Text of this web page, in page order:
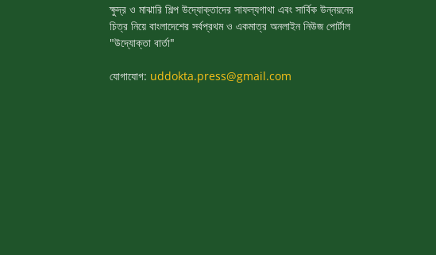
ক্ষুদ্র ও মাঝারি শিল্প উদ্যোক্তাদের সাফল্যগাথা এবং সার্বিক উন্নয়নের
চিত্র নিয়ে বাংলাদেশের সর্বপ্রথম ও একমাত্র অনলাইন নিউজ পোর্টাল
"উদ্যোক্তা বার্তা"
যোগাযোগ: uddokta.press@gmail.com